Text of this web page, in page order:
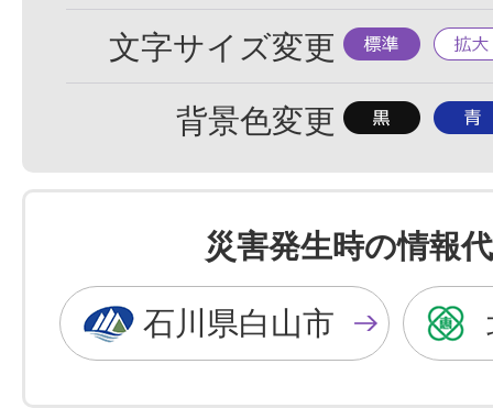
文字サイズ変更 標
準
拡
大
背景色変更 背
色
を
黒
色
に
背
色
を
青
色
に
災害発生時の情報
石川県白山市